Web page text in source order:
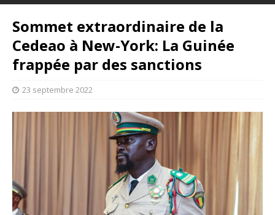
Sommet extraordinaire de la
Cedeao à New-York: La Guinée
frappée par des sanctions
23 septembre 2022